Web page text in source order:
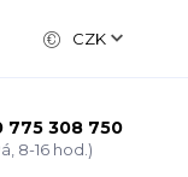
CZK
775 308 750
8-16 hod.)